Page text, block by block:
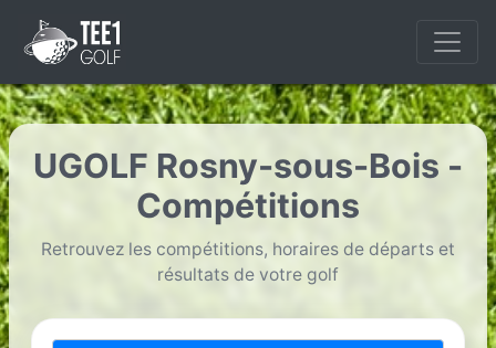
UGOLF Rosny-sous-Bois -
Compétitions
Retrouvez les compétitions, horaires de départs et
résultats de votre golf